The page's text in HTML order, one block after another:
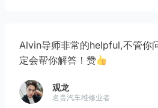
Alvin导师非常的helpful,不管你
定会帮你解答！赞
观龙
名贵汽车维修业者